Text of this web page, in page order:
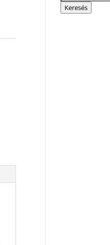
a
következőre:
Keresés